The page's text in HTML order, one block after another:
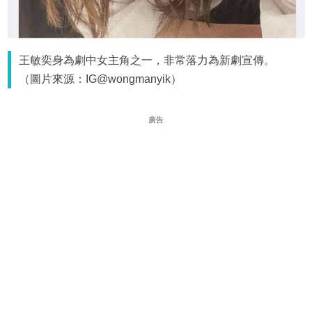
王敏奕身為劇中女主角之一，非常落力為新劇宣傳。
（圖片來源：IG@wongmanyik）
廣告